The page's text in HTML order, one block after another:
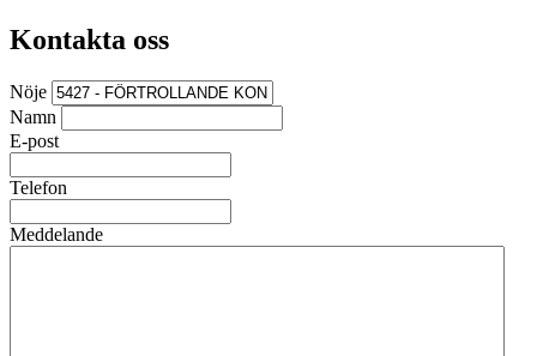
Kontakta oss
Nöje
Namn
E-post
Telefon
Meddelande